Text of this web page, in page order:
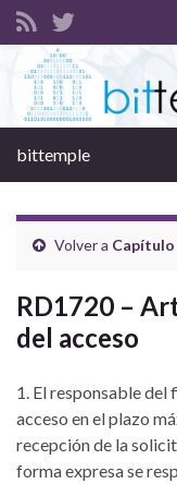
bittemple
Volver a Capítulo
RD1720 –
del acceso
1. El responsable
acceso en el plazo
recepción de la
forma expresa se